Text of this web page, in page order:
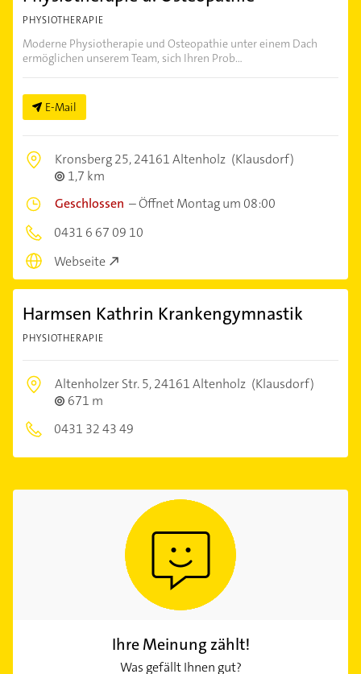
PHYSIOTHERAPIE
Moderne Physiotherapie und Osteopathie unter einem Dach
ermöglichen unserem Team, sich Ihren Prob...
E-Mail
Kronsberg 25,24161 Altenholz (Klausdorf)
1,7 km
Geschlossen –Öffnet Montag um 08:00
0431 6 67 09 10
Webseite
Harmsen Kathrin Krankengymnastik
PHYSIOTHERAPIE
Altenholzer Str. 5,24161 Altenholz (Klausdorf)
671 m
0431 32 43 49
Ihre Meinung zählt!
Was gefällt Ihnen gut?